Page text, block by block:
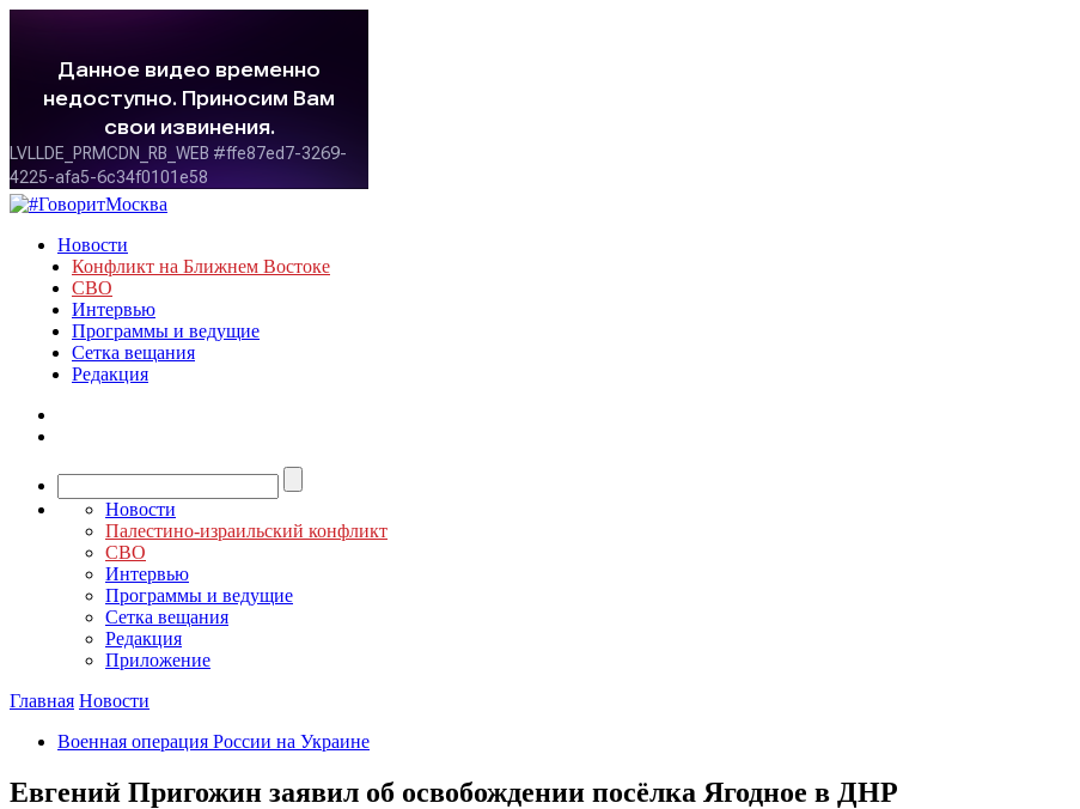
Новости
Конфликт на Ближнем Востоке
СВО
Интервью
Программы и ведущие
Сетка вещания
Редакция
Новости
Палестино-израильский конфликт
СВО
Интервью
Программы и ведущие
Сетка вещания
Редакция
Приложение
Главная Новости
Военная операция России на Украине
Евгений Пригожин заявил об освобождении посёлка Ягодное в ДНР